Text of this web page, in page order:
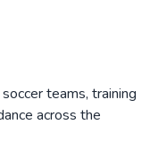
teams, training
across the